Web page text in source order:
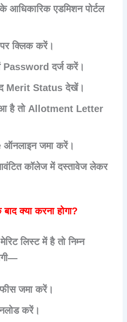
के आधिकारिक एडमिशन पोर्टल
क्लिक करें।
Password दर्ज करें।
Merit Status देखें।
है तो Allotment Letter
जमा करें।
आवंटित कॉलेज में दस्तावेज लेकर
क्या करना होगा?
लिस्ट में है तो निम्न
जमा करें।
करें।